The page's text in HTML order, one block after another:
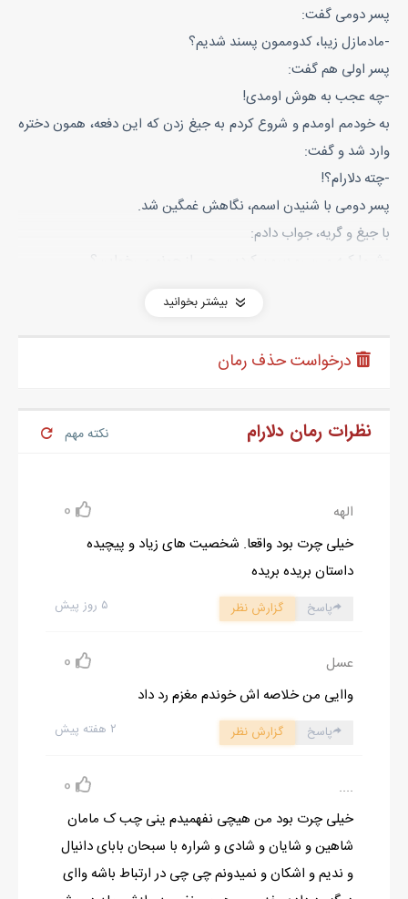
پسر دومی گفت:
-مادمازل زیبا، کدوممون پسند شدیم؟
پسر اولی هم گفت:
-چه عجب به هوش اومدی!
به خودمم اومدم و شروع کردم به جیغ زدن که این دفعه، همون دختره
وارد شد و گفت:
-چته دلارام؟!
پسر دومی با شنیدن اسمم، نگاهش غمگین شد.
با جیغ و گریه، جواب دادم:
خوب نشده، مهمون ماست و اینجا می‌مونه؟ هــان؟
دختره که فهمیدم اسمش شراره بود، با گریه گفت:
-شاهین جان، می‌شه بحث رو تموم کنید؟ شراره خانم، شما هم برین
یه سوپ بیارین.
من خواستم حرفی بزنم که شاهین گفت:
پسره که هنوز اسمش رو نمی‌دونم، گفت:
-اسمت دلارامه؟
من با خجالت گفتم:
پسره باز چشماش غمگین شد، اما نمی‌دونم چرا. در باز شد و شراره با
-برو بیرون شراره.
و رو به پسر دومی کرد و گفت:
-نوید، من برم تکلیفم رو با شراره روشن کنم.
بیشتر بخوانید
نظرات رمان دلارام نکته مهم
الهه 0
خیلی چرت بود واقعا. شخصیت های زیاد و پیچیده
داستان بریده بریده
۵ روز پیش پاسخ گزارش نظر
عسل 0
واایی من خلاصه اش خوندم مغزم رد داد
۲ هفته پیش پاسخ گزارش نظر
....
0
خیلی چرت بود من هیچی نفهمیدم ینی چب ک مامان
شاهین و شایان و شادی و شراره با سبحان بابای دانیال
و ندیم و اشکان و نمیدونم چی چی در ارتباط باشه واای